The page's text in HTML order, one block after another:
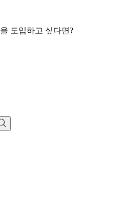
을 도입하고 싶다면?